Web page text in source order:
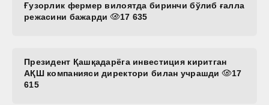
Ғузорлик фермер вилоятда биринчи бўлиб ғалла
режасини бажарди
17 635
Президент Қашқадарёга инвестиция киритган
АҚШ компанияси директори билан учрашди
17
615